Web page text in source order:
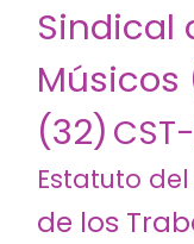
Sindical
Músicos
(32)
Estatuto
de los